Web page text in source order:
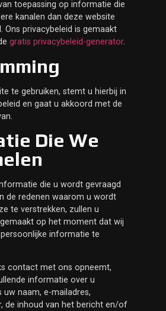
toepassing op informatie die
kanalen dan deze website
Ons privacybeleid is gemaakt
gratis privacybeleid-generator.
te gebruiken, stemt u hierbij in
en gaat u akkoord met de
Die We
die u wordt gevraagd
de redenen waarom u wordt
te verstrekken, zullen u
op het moment dat wij
informatie te
contact met ons opneemt,
informatie over u
uw naam, e-mailadres,
de inhoud van het bericht en/of